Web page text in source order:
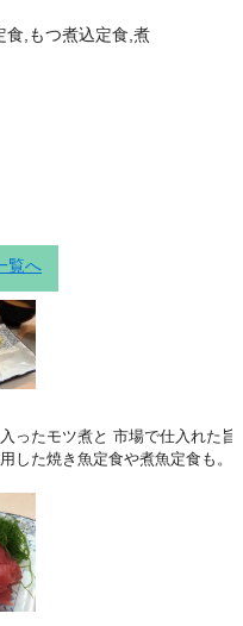
食,もつ煮込定食,煮
覧へ
ったモツ煮と 市場で仕入れた
した焼き魚定食や煮魚定食も。